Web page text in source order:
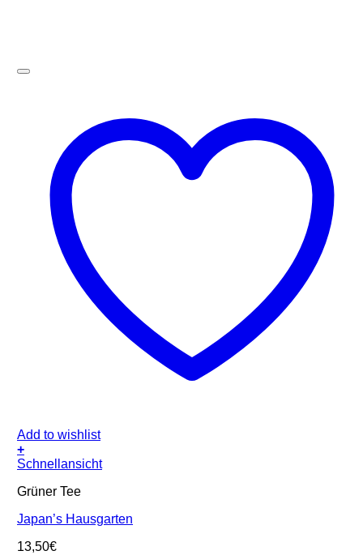
Add to wishlist
+
Schnellansicht
Grüner Tee
Japan’s Hausgarten
13,50€